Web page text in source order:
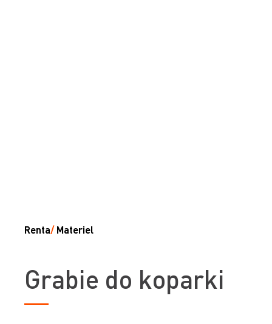
Renta/ Materiel
Grabie do koparki